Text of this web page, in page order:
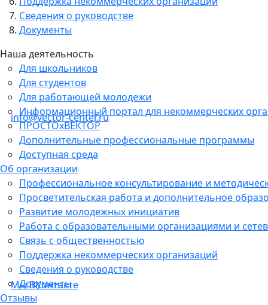
Сведения о руководстве
Документы
Наша деятельность
Для школьников
Для студентов
Для работающей молодежи
Информационный портал для некоммерческих
ПРОСТОхВЕКТОР
Дополнительные профессиональные программы
Доступная среда
Об организации
Профессиональное консультирование и
Просветительская работа и дополнительное
Развитие молодежных инициатив
Работа с образовательными организациями и
Связь с общественностью
Поддержка некоммерческих организаций
Сведения о руководстве
Документы
Отзывы
info@vector-center.ru
Мы ВКонтакте